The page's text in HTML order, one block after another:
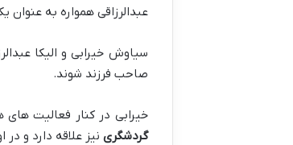
عبدالرزاقی همواره به
سیاوش خیرابی و الیکا
صاحب فرزند شوند.
خیرابی در کنار فعالیت
گردشگری نیز علاقه دارد و